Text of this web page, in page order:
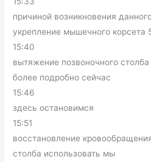
причиной возникновения
укрепление мышечного корсета
15:40
вытяжение позвоночного
более подробно сейчас
15:46
здесь остановимся
15:51
восстановление
столба использовать мы